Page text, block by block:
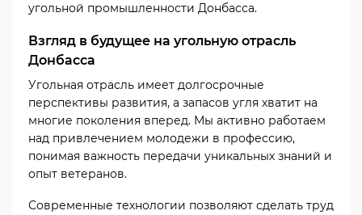
угольной промышленности Донбасса.
Взгляд в будущее на угольную отрасль
Донбасса
Угольная отрасль имеет долгосрочные
перспективы развития, а запасов угля хватит на
многие поколения вперед. Мы активно работаем
над привлечением молодежи в профессию,
понимая важность передачи уникальных знаний и
опыт ветеранов.
Современные технологии позволяют сделать труд